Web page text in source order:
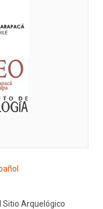
Sitio Arquelógico